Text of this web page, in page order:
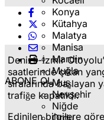
Konya
Kütahya
Malatya
Manisa
Mardin
Muğla
Muş
Nevşehir
Niğde
Ordu
ABONE OL
Denizli-İzmir
saatlerinde çıkan
sıralarında başlayan
trafiğe kapatıldı.
Edinilen bilgilere